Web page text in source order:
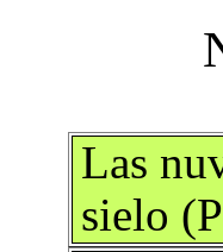
Las
sielo